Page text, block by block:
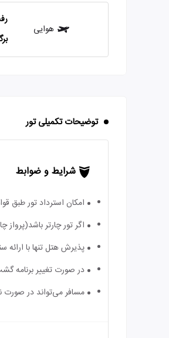
هوایی
توضیحات تکمیلی تور
شرایط و ضوابط
امکان استرداد تور طبق
اگر تور چارتر
پذیرش هتل تنها با
در صورت تغییر برنامه
مسافر می‌تواند در صورت